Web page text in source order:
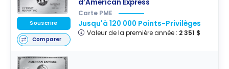
d’American Express
Carte PME
Jusqu'à 120 000 Points-Privilèges
Valeur de la première année : 2 351 $
Souscrire
Comparer